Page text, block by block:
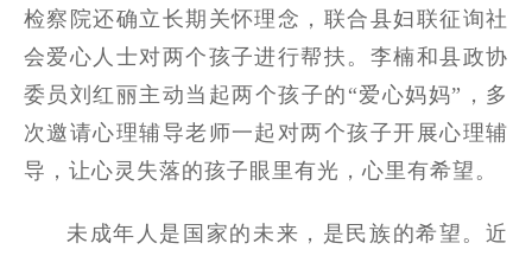
检察院还确立长期关怀理念，联合县妇联征询社
会爱心人士对两个孩子进行帮扶。李楠和县政协
委员刘红丽主动当起两个孩子的“爱心妈妈”，多
次邀请心理辅导老师一起对两个孩子开展心理辅
导，让心灵失落的孩子眼里有光，心里有希望。
未成年人是国家的未来，是民族的希望。近